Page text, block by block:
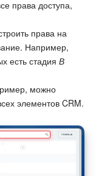
права доступа,
права на
Например,
есть стадия В
можно
элементов CRM.